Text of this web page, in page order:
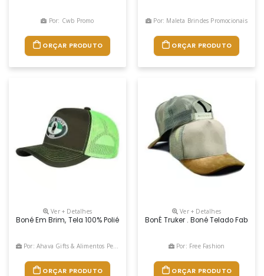
Por: Cwb Promo
ORÇAR PRODUTO
Por: Maleta Brindes Promocionais
ORÇAR PRODUTO
Ver + Detalhes
Boné Em Brim, Tela 100% Poliéster E Aba Sanduíche. Com Aba Com
Por: Ahava Gifts & Alimentos Personalizados
ORÇAR PRODUTO
Ver + Detalhes
BonÉ Truker . Boné Telado
Por: Free Fashion
ORÇAR PRODUTO